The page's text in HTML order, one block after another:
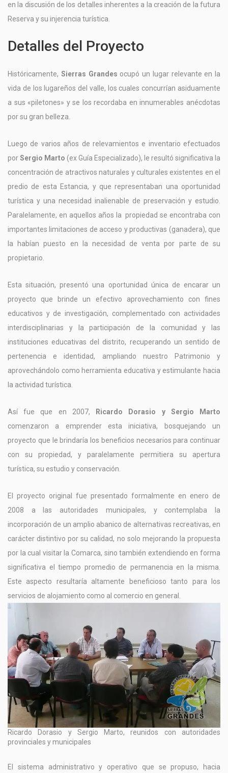
en la discusión de los detalles inherentes a la creación de la futura
Reserva y su injerencia turística.
Detalles del Proyecto
Históricamente, Sierras Grandes ocupó un lugar relevante en la
vida de los lugareños del valle, los cuales concurrían asiduamente
a sus «piletones» y se los recordaba en innumerables anécdotas
por su gran belleza.
Luego de varios años de relevamientos e inventario efectuados
porSergio Marto (ex Guía Especializado), le resultó significativa la
concentración de atractivos naturales y culturales existentes en el
predio de esta Estancia, y que representaban una oportunidad
turística y una necesidad inalienable de preservación y estudio.
Paralelamente, en aquellos años la propiedad se encontraba con
importantes limitaciones de acceso y productivas (ganadera), que
la habían puesto en la necesidad de venta por parte de su
propietario.
Esta situación, presentó una oportunidad única de encarar un
proyecto que brinde un efectivo aprovechamiento con fines
educativos y de investigación, complementado con actividades
interdisciplinarias y la participación de la comunidad y las
instituciones educativas del distrito, recuperando un sentido de
pertenencia e identidad, ampliando nuestro Patrimonio y
aprovechándolo como herramienta educativa y estimulante hacia
la actividad turística.
Así fue que en 2007,
Ricardo Dorasio y Sergio Marto
comenzaron a emprender esta iniciativa, bosquejando un
proyecto que le brindaría los beneficios necesarios para continuar
con su propiedad, y paralelamente permitiera su apertura
turística, su estudio y conservación.
El proyecto original fue presentado formalmente en enero de
2008 a las autoridades municipales, y contemplaba la
incorporación de un amplio abanico de alternativas recreativas, en
carácter distintivo por su calidad, no solo mejorando la propuesta
por la cual visitar la Comarca, sino también extendiendo en forma
significativa el tiempo promedio de permanencia en la misma.
Este aspecto resultaría altamente beneficioso tanto para los
servicios de alojamiento como al comercio en general.
Ricardo Dorasio y Sergio Marto, reunidos con autoridades
provinciales y municipales
El sistema administrativo y operativo que se propuso, hacia